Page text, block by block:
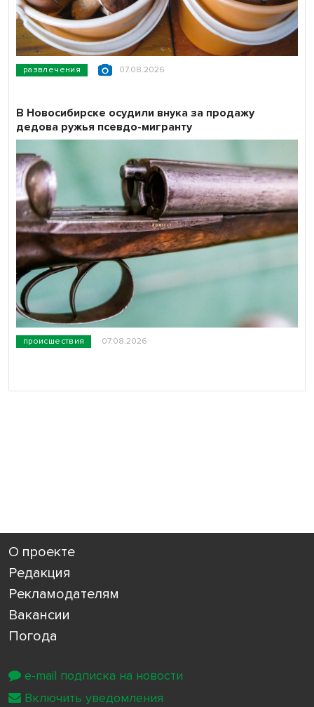
развлечения 07.08.2026
происшествия 07.08.2026
В Новосибирске осудили внука за продажу
дедова ружья псевдо-мигранту
О проекте
Редакция
Рекламодателям
Вакансии
Погода
e-mail подписка на новости
Включить уведомления